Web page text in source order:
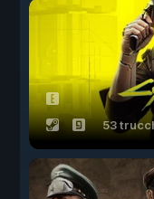
53